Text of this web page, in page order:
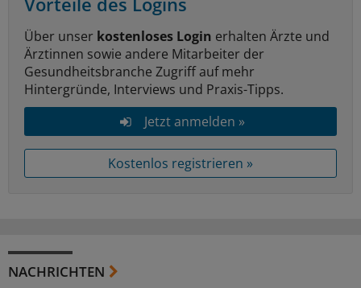
Über unser kostenloses Login erhalten Ärzte und
Ärztinnen sowie andere Mitarbeiter der
Gesundheitsbranche Zugriff auf mehr
Hintergründe, Interviews und Praxis-Tipps.
Jetzt anmelden »
Kostenlos registrieren »
NACHRICHTEN